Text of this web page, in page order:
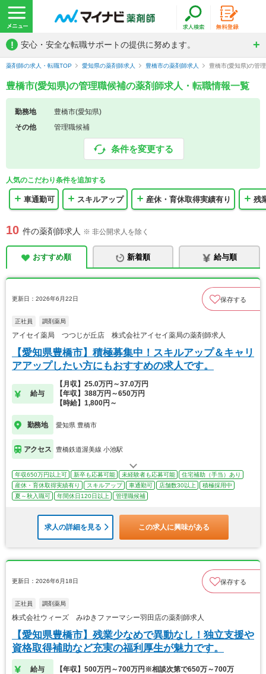
! 安心・安全な転職サポートの提供に努めます。
薬剤師の求人・転職TOP 愛知県の薬剤師求人 豊橋市の薬剤師求人 豊橋市(愛知県)の管
豊橋市(愛知県)の管理職候補の薬剤師求人・転職情報一覧
勤務地
豊橋市(愛知県)
その他
管理職候補
条件を変更する
人気のこだわり条件を追加する
車通勤可 スキルアップ 産休・育休取得実績有り 残
10 件の薬剤師求人 ※ 非公開求人を除く
おすすめ順 新着順 給与順
更新日：2026年6月22日 保存する
正社員 調剤薬局
アイセイ薬局 つつじが丘店 株式会社アイセイ薬局の薬剤師求人
【愛知県豊橋市】積極募集中！スキルアップ＆キャリ
アアップしたい方にもおすすめの求人です。
給与
【月収】25.0万円～37.0万円
【年収】388万円～650万円
【時給】1,800円～
勤務地 愛知県 豊橋市
アクセス 豊橋鉄道渥美線 小池駅
年収650万円以上可 新卒も応募可能 未経験者も応募可能
住宅補助（手当）あり
産休・育休取得実績有り
スキルアップ 車通勤可 店舗数30以上
積極採用中
夏～秋入職可
年間休日120日以上 管理職候補
求人の詳細を見る この求人に興味がある
更新日：2026年6月18日 保存する
正社員 調剤薬局
株式会社ウィーズ みゆきファーマシー羽田店の薬剤師求人
【愛知県豊橋市】残業少なめで異動なし！独立支援や
資格取得補助など充実の福利厚生が魅力です。
給与 【年収】500万円～700万円※相談次第で650万～700万